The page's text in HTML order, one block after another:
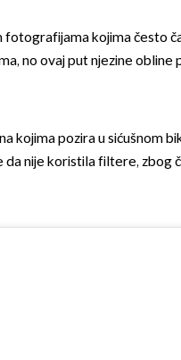
kojima često
no ovaj put njezine obline
kojima pozira u sićušnom
da nije koristila filtere, zbog